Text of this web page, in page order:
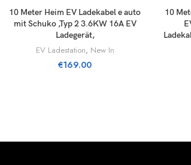
LÄGG TILL I VARUKORG
10 Meter Heim EV Ladekabel e auto
mit Schuko ,Typ 2 3.6KW 16A EV
Ladegerät,
EV Ladestation, New In
€169.00
10